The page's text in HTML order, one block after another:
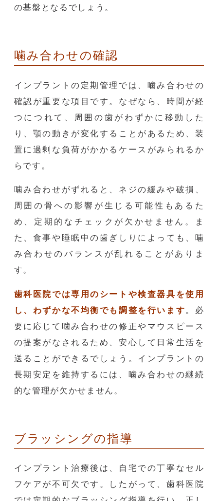
の基盤となるでしょう。
噛み合わせの確認
インプラントの定期管理では、噛み合わせの
確認が重要な項目です。なぜなら、時間が経
つにつれて、周囲の歯がわずかに移動した
り、顎の動きが変化することがあるため、装
置に過剰な負荷がかかるケースがみられるか
らです。
噛み合わせがずれると、ネジの緩みや破損、
周囲の骨への影響が生じる可能性もあるた
め、定期的なチェックが欠かせません。ま
た、食事や睡眠中の歯ぎしりによっても、噛
み合わせのバランスが乱れることがありま
す。
歯科医院では専用のシートや検査器具を使用
し、わずかな不均衡でも調整を行います。必
要に応じて噛み合わせの修正やマウスピース
の提案がなされるため、安心して日常生活を
送ることができるでしょう。インプラントの
長期安定を維持するには、噛み合わせの継続
的な管理が欠かせません。
ブラッシングの指導
インプラント治療後は、自宅での丁寧なセル
フケアが不可欠です。したがって、歯科医院